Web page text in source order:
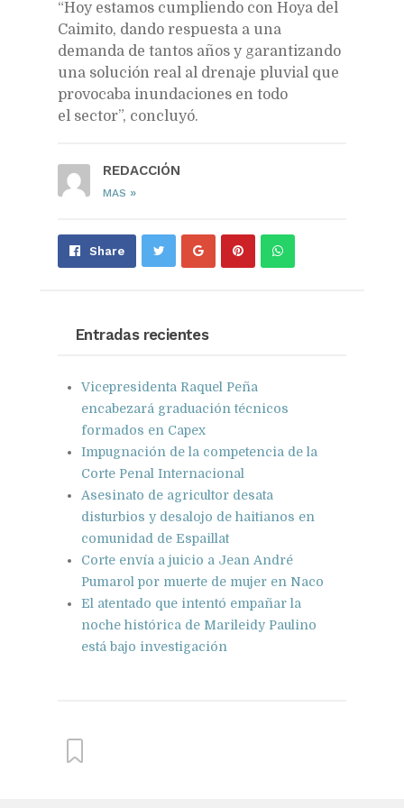
“Hoy estamos cumpliendo con Hoya del
Caimito, dando respuesta a una
demanda de tantos años y garantizando
una solución real al drenaje pluvial que
provocaba inundaciones en todo
el sector”, concluyó.
REDACCIÓN
MAS »
Share Share Pin Send
Entradas recientes
Vicepresidenta Raquel Peña
encabezará graduación técnicos
formados en Capex
Impugnación de la competencia de la
Corte Penal Internacional
Asesinato de agricultor desata
disturbios y desalojo de haitianos en
comunidad de Espaillat
Corte envía a juicio a Jean André
Pumarol por muerte de mujer en Naco
El atentado que intentó empañar la
noche histórica de Marileidy Paulino
está bajo investigación